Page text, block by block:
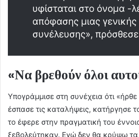
υφίσταται στο όνομα -
απόφασης μιας γενικής
συνέλευσης»,
«Να βρεθούν όλοι
Υπογράμμισε στη συνέχεια ότι
έσπασε τις καταλήψεις, κατήργησε
το έφερε στην πραγματική του
ξεβολεύτηκαν. Εγώ δεν θα κρύψω τα